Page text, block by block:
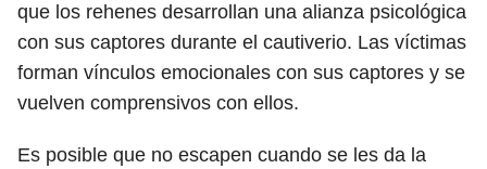
que los rehenes desarrollan una alianza psicológica
con sus captores durante el cautiverio. Las víctimas
forman vínculos emocionales con sus captores y se
vuelven comprensivos con ellos.
Es posible que no escapen cuando se les da la